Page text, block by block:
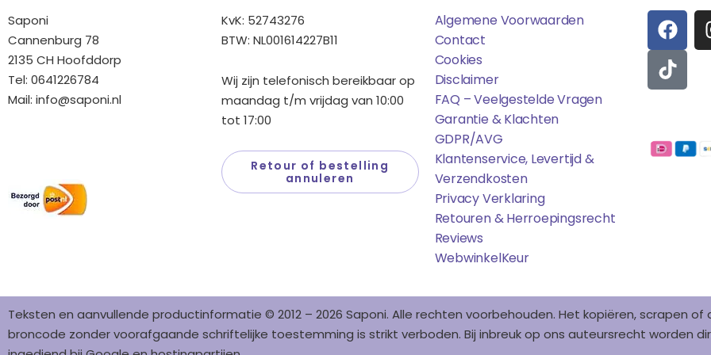
Saponi
Cannenburg 78
2135 CH Hoofddorp
Tel: 0641226784
Mail: info@saponi.nl
KvK: 52743276
BTW: NL001614227B11
Wij zijn telefonisch bereikbaar op
maandag t/m vrijdag van 10:00
tot 17:00
Retour of bestelling
annuleren
Algemene Voorwaarden
Contact
Cookies
Disclaimer
FAQ – Veelgestelde Vragen
Garantie & Klachten
GDPR/AVG
Klantenservice, Levertijd &
Verzendkosten
Privacy Verklaring
Retouren & Herroepingsrecht
Reviews
WebwinkelKEur
F
A
C
E
B
O
K
T
I
K
T
O
Teksten en aanvullende productinformatie © 2012 – 2026 Saponi. Alle rechten voorbehouden. Het kopiëren, scrapen
broncode zonder voorafgaande schriftelijke toestemming is strikt verboden. Bij inbreuk op ons auteursrecht worden